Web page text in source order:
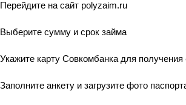
Перейдите на сайт polyzaim.ru
Выберите сумму и срок займа
Укажите карту Совкомбанка для получения
Заполните анкету и загрузите фото